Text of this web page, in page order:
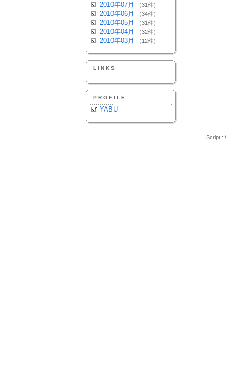
2010年07月 （31件）
2010年06月 （34件）
2010年05月 （31件）
2010年04月 （32件）
2010年03月 （12件）
LINKS
PROFILE
YABU
Script :